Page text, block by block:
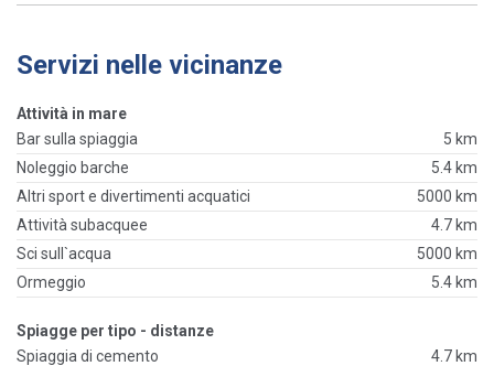
Servizi nelle vicinanze
Attività in mare
Bar sulla spiaggia
5 km
Noleggio barche
5.4 km
Altri sport e divertimenti acquatici
5000 km
Attività subacquee
4.7 km
Sci sull`acqua
5000 km
Ormeggio
5.4 km
Spiagge per tipo - distanze
Spiaggia di cemento
4.7 km